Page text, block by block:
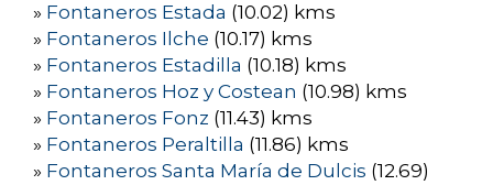
» Fontaneros Estada (10.02) kms
» Fontaneros Ilche (10.17) kms
» Fontaneros Estadilla (10.18) kms
» Fontaneros Hoz y Costean (10.98) kms
» Fontaneros Fonz (11.43) kms
» Fontaneros Peraltilla (11.86) kms
» Fontaneros Santa María de Dulcis (12.69)